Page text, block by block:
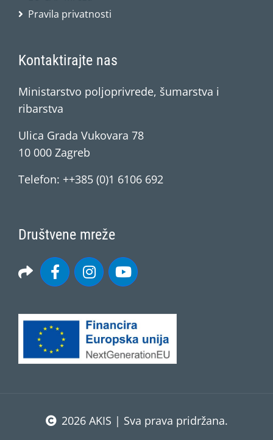
Pravila privatnosti
Kontaktirajte nas
Ministarstvo poljoprivrede, šumarstva i
ribarstva
Ulica Grada Vukovara 78
10 000 Zagreb
Telefon: ++385 (0)1 6106 692
Društvene mreže
2026 AKIS | Sva prava pridržana.